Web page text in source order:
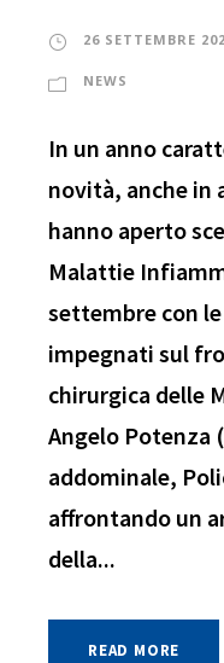
26 SETTEMBRE
NEWS
In un anno
novità, anche in
hanno aperto
Malattie
settembre con
impegnati sul
chirurgica delle
Angelo Potenza
addominale,
affrontando un
della...
READ MORE